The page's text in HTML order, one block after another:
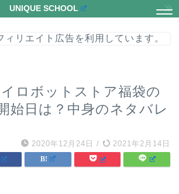
UNIQUE SCHOOL
リエイト広告を利用しています。
イロボットストア福袋の
始日は？中身のネタバレ
2020年12月24日 / 2021年2月14日